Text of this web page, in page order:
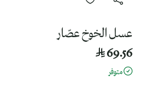
عسل الخوخ عصّار
69.56
متوفر